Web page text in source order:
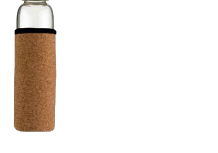
Košík
Môj účet
Obchod
Pokladňa
Refund and Returns Policy